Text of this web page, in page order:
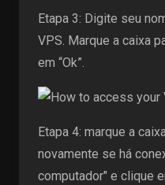
Etapa 3: Digite seu
VPS. Marque a caixa
em “Ok”.
Etapa 4: marque a
novamente se há
computador" e clique